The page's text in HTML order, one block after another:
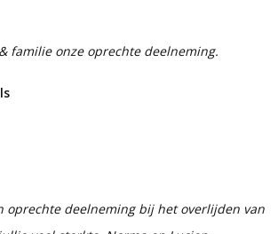
familie onze oprechte deelneming.
oprechte deelneming bij het overlijden van